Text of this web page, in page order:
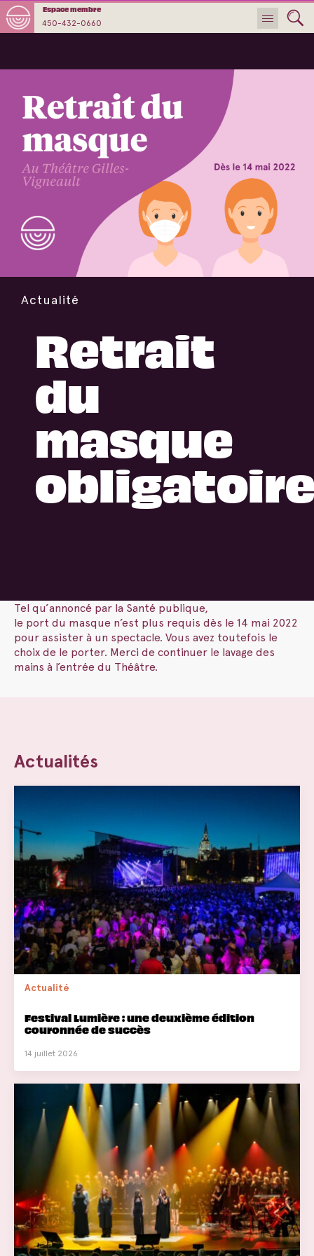
450-432-0660
Espace membre
Actualité
Retrait
du
masque
Tel qu’annoncé par la Santé publique,
le port du masque n’est plus requis dès le 14 mai 2022
pour assister à un spectacle. Vous avez toutefois le
choix de le porter. Merci de continuer le lavage des
mains à l’entrée du Théâtre.
Actualités
Actualité
Festival Lumière : une deuxième édition
couronnée de succès
14 juillet 2026